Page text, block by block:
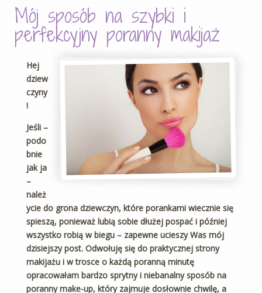
Mój sposób na szybki i
perfekcyjny poranny makijaż
Hej
dziew
czyny
!
Jeśli –
podo
bnie
jak ja
–
należ
ycie do grona dziewczyn, które porankami wiecznie się
spieszą, ponieważ lubią sobie dłużej pospać i później
wszystko robią w biegu – zapewne ucieszy Was mój
dzisiejszy post. Odwołuję się do praktycznej strony
makijażu i w trosce o każdą poranną minutę
opracowałam bardzo sprytny i niebanalny sposób na
poranny make-up, który zajmuje dosłownie chwilę, a